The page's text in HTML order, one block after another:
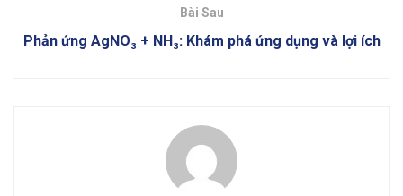
Bài Sau
Phản ứng AgNO₃ + NH₃: Khám phá ứng dụng và lợi ích